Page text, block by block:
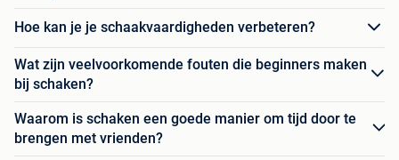
Hoe kan je je schaakvaardigheden verbeteren?
Wat zijn veelvoorkomende fouten die beginners maken
bij schaken?
Waarom is schaken een goede manier om tijd door te
brengen met vrienden?